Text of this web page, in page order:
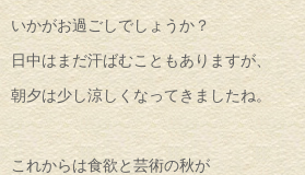
いかがお過ごしでしょうか？
日中はまだ汗ばむこともありますが、
朝夕は少し涼しくなってきましたね。
これからは食欲と芸術の秋が